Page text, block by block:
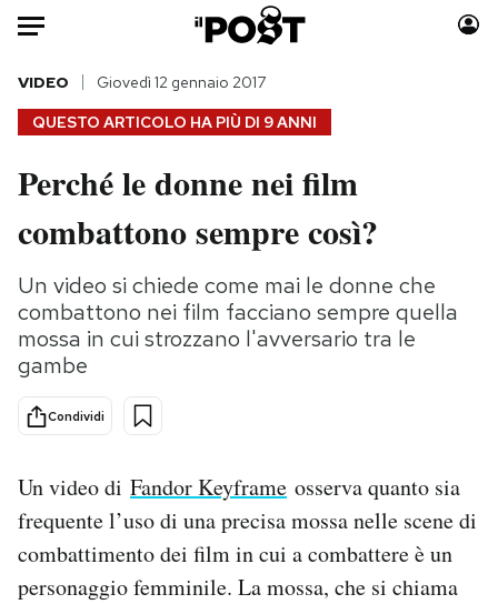
Auto
HOME
Italia
Politica
Tecnologia
Internet
Scienza
Cultura
Economia
Moda
Consumismi
Storie/Idee
Ok Boomer!
Media
QUESTO ARTICOLO HA PIÙ DI 9 ANNI
VIDEO Giovedì 12 gennaio 2017
Perché le donne nei film
combattono sempre così?
Un video si chiede come mai le donne che
combattono nei film facciano sempre quella
mossa in cui strozzano l'avversario tra le
gambe
Condividi
Un video di Fandor Keyframe osserva quanto sia
frequente l’uso di una precisa mossa nelle scene di
combattimento dei film in cui a combattere è un
personaggio femminile. La mossa, che si chiama